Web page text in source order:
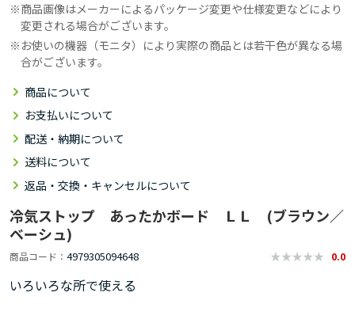
商品画像はメーカーによるパッケージ変更や仕様変更などにより
変更される場合がございます。
お使いの機器（モニタ）により実際の商品とは若干色が異なる場
合がございます。
商品について
お支払いについて
配送・納期について
送料について
返品・交換・キャンセルについて
冷気ストップ あったかボード ＬＬ (ブラウン／
ベーシュ)
商品コード 4979305094648 0.0
いろいろな所で使える